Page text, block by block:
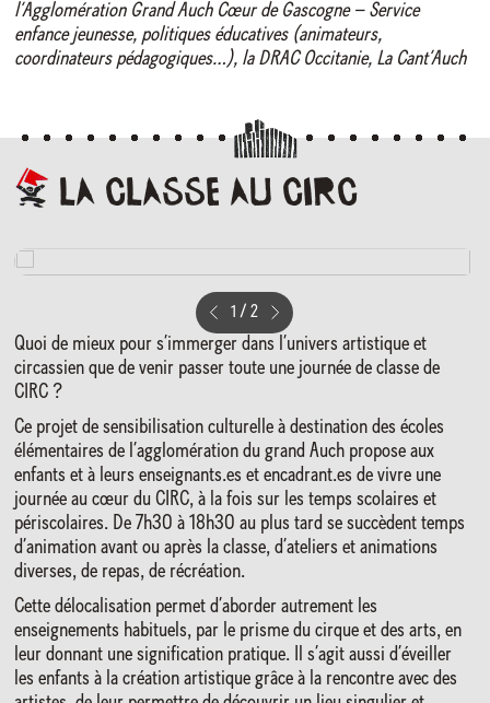
l’Agglomération Grand Auch Cœur de Gascogne – Service
enfance jeunesse, politiques éducatives (animateurs,
coordinateurs pédagogiques…), la DRAC Occitanie, La Cant’Auch
La Classe au CIRC
Quoi de mieux pour s’immerger dans l’univers artistique et
circassien que de venir passer toute une journée de classe de
CIRC ?
Ce projet de sensibilisation culturelle à destination des écoles
élémentaires de l’agglomération du grand Auch propose aux
enfants et à leurs enseignants.es et encadrant.es de vivre une
journée au cœur du CIRC, à la fois sur les temps scolaires et
périscolaires. De 7h30 à 18h30 au plus tard se succèdent temps
d’animation avant ou après la classe, d’ateliers et animations
diverses, de repas, de récréation.
Cette délocalisation permet d’aborder autrement les
enseignements habituels, par le prisme du cirque et des arts, en
leur donnant une signification pratique. Il s’agit aussi d’éveiller
les enfants à la création artistique grâce à la rencontre avec des
1 /2